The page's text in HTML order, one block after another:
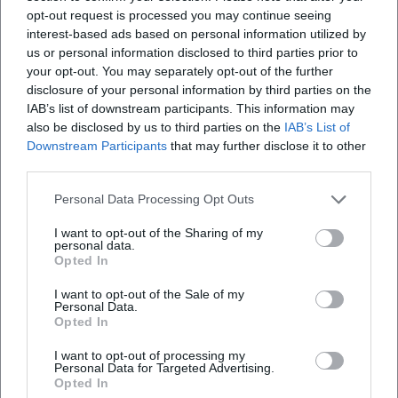
opt-out request is processed you may continue seeing
interest-based ads based on personal information utilized by
us or personal information disclosed to third parties prior to
your opt-out. You may separately opt-out of the further
disclosure of your personal information by third parties on the
IAB’s list of downstream participants. This information may
also be disclosed by us to third parties on the IAB’s List of
Downstream Participants that may further disclose it to other
Personal Data Processing Opt Outs
I want to opt-out of the Sharing of my
personal data.
Opted In
I want to opt-out of the Sale of my
Personal Data.
Opted In
I want to opt-out of processing my
Personal Data for Targeted Advertising.
Opted In
Argumente – präzise gesetzt, emotional wirksam, kulturell
anschlussfähig.
Stimmen der Fans
Die Reaktionen der Fans zeigen deutlich: Das BBC
Symphony Orchestra begeistert Menschen weltweit. Auf
Instagram schwärmt ein Hörer sinngemäß: „Diese
Klangfarben – jedes Detail sitzt und berührt.“ Und ein
atmendes Instrument.“ Diese Stimmen spiegeln die
Wahrnehmung eines Orchesters, das Tradition hörbar
macht und Gegenwart gestaltet.
In der Musikpresse werden vor allem die programmatische
Balance, die interpretatorische Klarheit und die orchestrale
überzeugte das BBC SO unter Sakari Oramo mit einem
Eröffnungskonzert, das Klassikern und neuer Musik